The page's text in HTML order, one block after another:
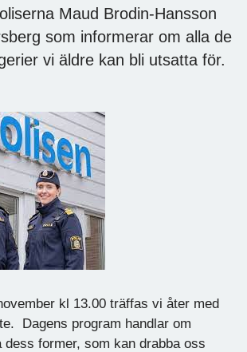
Maud Brodin-Hansson
som informerar om alla de
vi äldre kan bli utsatta för.
kl 13.00 träffas vi åter med
Dagens program handlar om
dess former, som kan drabba oss